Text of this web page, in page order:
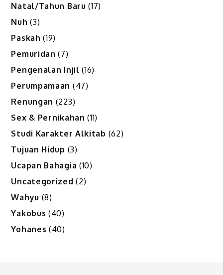
Natal/Tahun Baru (17)
Nuh (3)
Paskah (19)
Pemuridan (7)
Pengenalan Injil (16)
Perumpamaan (47)
Renungan (223)
Sex & Pernikahan (11)
Studi Karakter Alkitab (62)
Tujuan Hidup (3)
Ucapan Bahagia (10)
Uncategorized (2)
Wahyu (8)
Yakobus (40)
Yohanes (40)